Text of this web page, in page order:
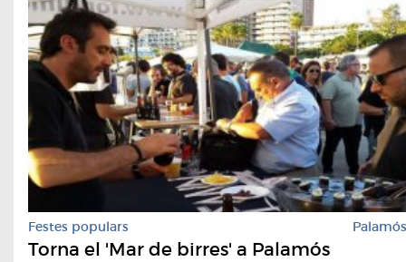
Festes populars Palamós
Torna el 'Mar de birres' a Palamós